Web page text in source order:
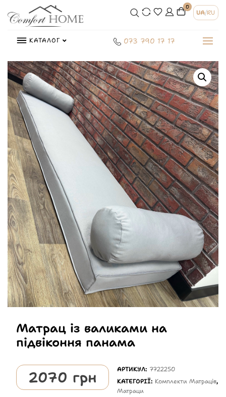
0
UA/RU
КАТАЛОГ 073 790 17 17
Матрац із валиками на
підвіконня панама
2070 грн АРТИКУЛ: 7722250
КАТЕГОРІЇ: Комплекти Матраців,
Матраци